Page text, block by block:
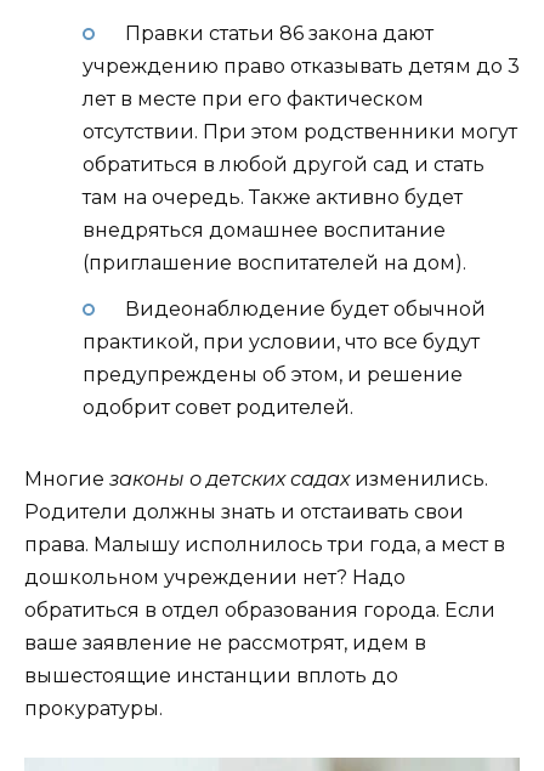
Правки статьи 86 закона дают
учреждению право отказывать детям до 3
лет в месте при его фактическом
отсутствии. При этом родственники могут
обратиться в любой другой сад и стать
там на очередь. Также активно будет
внедряться домашнее воспитание
(приглашение воспитателей на дом).
Видеонаблюдение будет обычной
практикой, при условии, что все будут
предупреждены об этом, и решение
одобрит совет родителей.
Многие законы о детских садахизменились.
Родители должны знать и отстаивать свои
права. Малышу исполнилось три года, а мест в
дошкольном учреждении нет? Надо
обратиться в отдел образования города. Если
ваше заявление не рассмотрят, идем в
вышестоящие инстанции вплоть до
прокуратуры.